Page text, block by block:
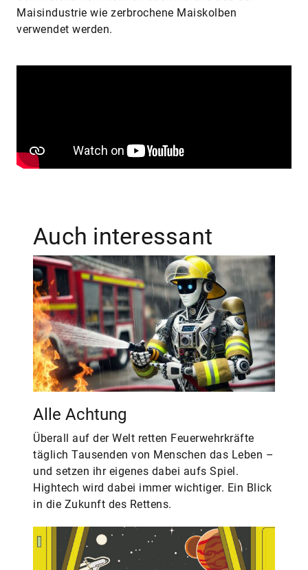
Maisindustrie wie zerbrochene Maiskolben
verwendet werden.
Auch interessant
Alle Achtung
Überall auf der Welt retten Feuerwehrkräfte
täglich Tausenden von Menschen das Leben –
und setzen ihr eigenes dabei aufs Spiel.
Hightech wird dabei immer wichtiger. Ein Blick
in die Zukunft des Rettens.